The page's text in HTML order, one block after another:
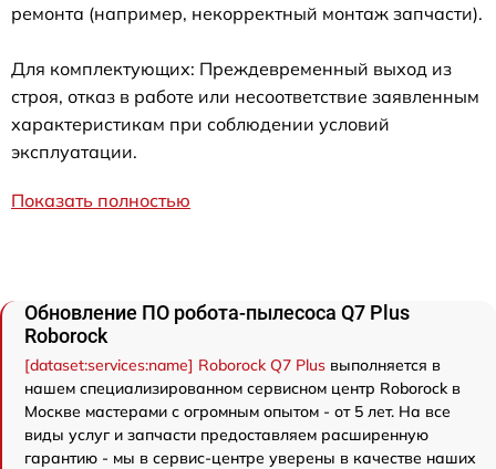
ремонта (например, некорректный монтаж запчасти).
Для комплектующих: Преждевременный выход из
строя, отказ в работе или несоответствие заявленным
характеристикам при соблюдении условий
эксплуатации.
Показать полностью
Обновление ПО робота-пылесоса Q7 Plus
Roborock
[dataset:services:name] Roborock Q7 Plus выполняется в
нашем специализированном сервисном центр Roborock в
Москве мастерами с огромным опытом - от 5 лет. На все
виды услуг и запчасти предоставляем расширенную
гарантию - мы в сервис-центре уверены в качестве наших